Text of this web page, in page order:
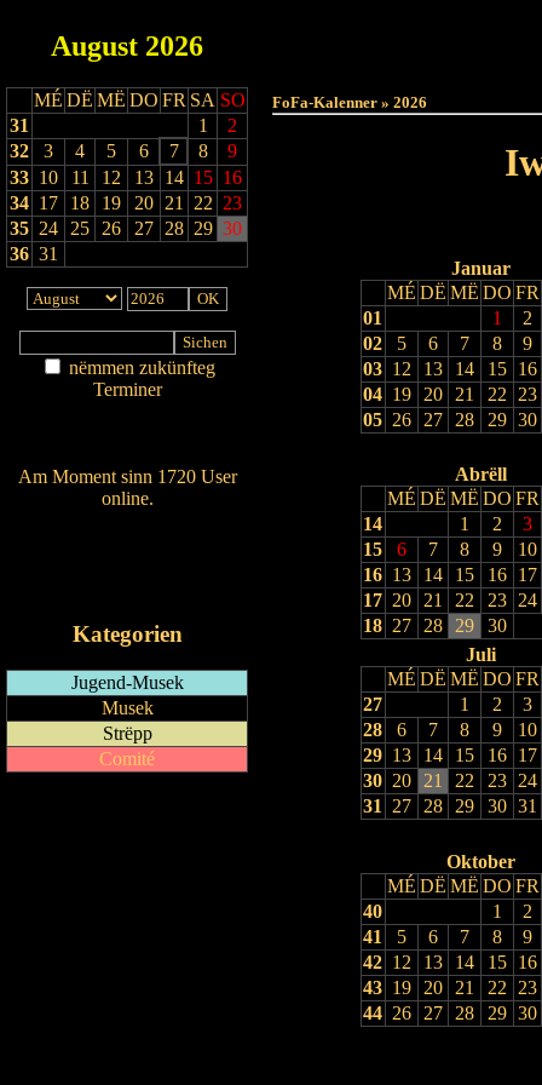
August 2026
MÉ DË MË DO FR SA SO
31
1
2
32
3 4 5 6 7 8
9
33 10 11 12 13 14 15 16
34 17 18 19 20 21 22 23
35 24 25 26 27 28 29 30
36 31
nëmmen zukünfteg
Terminer
Am Moment sinn 1720 User
online.
Kategorien
Jugend-Musek
Musek
Strëpp
Comité
FoFa-Kalenner » 2026
Januar
MÉ DË MË DO FR
01
1
2
02
5 6 7 8
9
03 12 13 14 15
16
04 19 20 21 22
23
05 26 27 28 29 30
Abrëll
MÉ DË MË DO FR
14
1 2
3
15
6 7 8 9
10
16 13 14 15 16
17
17 20 21 22 23
24
18 27 28 29
30
Juli
MÉ DË MË DO FR
27
1 2
3
28
6 7 8 9
10
29 13 14 15 16
17
30 20 21 22 23
24
31
27 28 29 30 31
Oktober
MÉ DË MË DO FR
40
1
2
41
5 6 7 8
9
42 12 13 14 15
16
43 19 20 21 22
23
44 26 27 28 29 30